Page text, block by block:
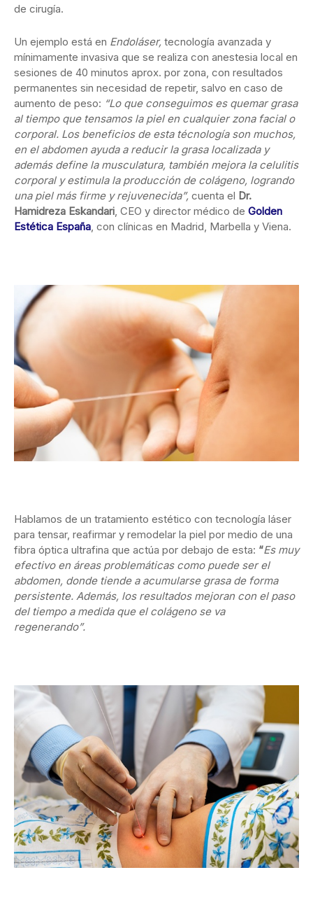
de cirugía.
Un ejemplo está en Endoláser, tecnología avanzada y
mínimamente invasiva que se realiza con anestesia local en
sesiones de 40 minutos aprox. por zona, con resultados
permanentes sin necesidad de repetir, salvo en caso de
aumento de peso: “Lo que conseguimos es quemar grasa
al tiempo que tensamos la piel en cualquier zona facial o
corporal. Los beneficios de esta técnología son muchos,
en el abdomen ayuda a reducir la grasa localizada y
además define la musculatura, también mejora la celulitis
corporal y estimula la producción de colágeno, logrando
una piel más firme y rejuvenecida”, cuenta el Dr.
Hamidreza Eskandari, CEO y director médico de Golden
Estética España, con clínicas en Madrid, Marbella y Viena.
Hablamos de un tratamiento estético con tecnología láser
para tensar, reafirmar y remodelar la piel por medio de una
fibra óptica ultrafina que actúa por debajo de esta: “Es muy
efectivo en áreas problemáticas como puede ser el
abdomen, donde tiende a acumularse grasa de forma
persistente. Además, los resultados mejoran con el paso
del tiempo a medida que el colágeno se va
regenerando”.